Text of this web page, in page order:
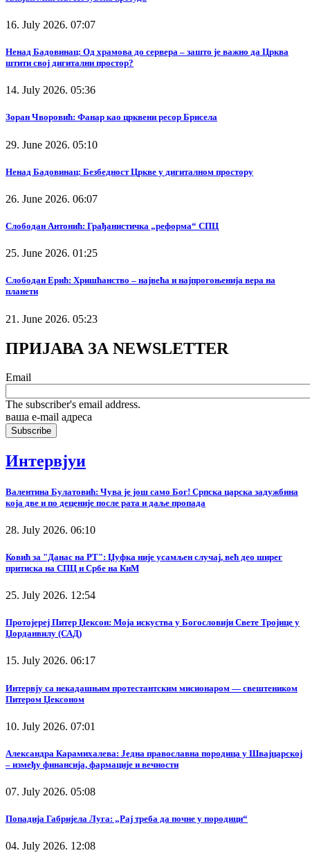
16. July 2026. 07:07
Ненад Бадовинац: Од храмова до сервера – зашто је важно да Црква
штити свој дигитални простор?
14. July 2026. 05:36
Зоран Чворовић: Фанар као црквени ресор Брисела
29. June 2026. 05:10
Ненад Бадовинац: Безбедност Цркве у дигиталном простору
26. June 2026. 06:07
Слободан Антонић: Грађанистичка „реформа“ СПЦ
25. June 2026. 01:25
Слободан Ерић: Хришћанство – највећа и најпрогоњенија вера на
планети
21. June 2026. 05:23
ПРИЈАВА ЗА NEWSLETTER
Email
The subscriber's email address.
ваша е-mail адреса
Интервјуи
Валентина Булатовић: Чува је још само Бог! Српска царска задужбина
која две и по деценије после рата и даље пропада
28. July 2026. 06:10
Ковић за "Данас на РТ": Џуфка није усамљен случај, већ део ширег
притиска на СПЦ и Србе на КиМ
25. July 2026. 12:54
Протојереј Питер Џексон: Моја искуства у Богословији Свете Тројице у
Џорданвилу (САД)
15. July 2026. 06:17
Интервју са некадашњим протестантским мисионаром — свештеником
Питером Џексоном
10. July 2026. 07:01
Александра Карамихалева: Једна православна породица у Швајцарској
– између финансија, фармације и вечности
07. July 2026. 05:08
Попадија Габријела Луга: „Рај треба да почне у породици“
04. July 2026. 12:08